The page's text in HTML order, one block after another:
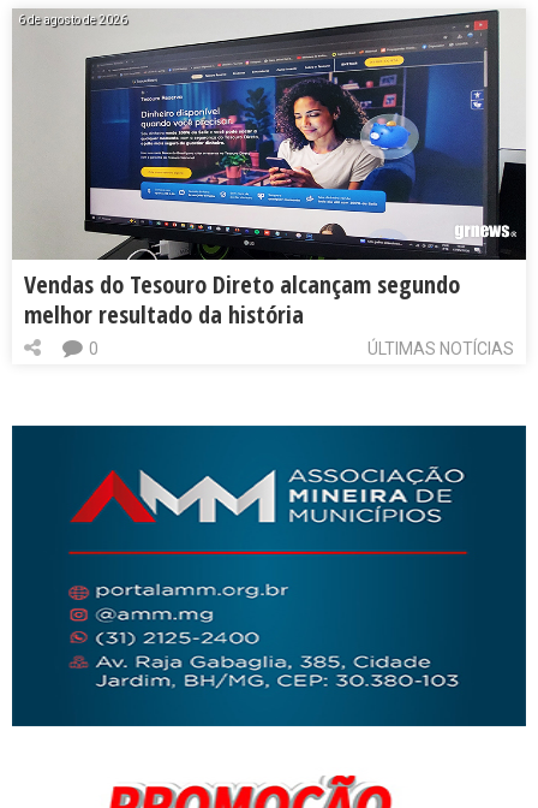
6 de agosto de 2026
Vendas do Tesouro Direto alcançam segundo
melhor resultado da história
ÚLTIMAS NOTÍCIAS
0